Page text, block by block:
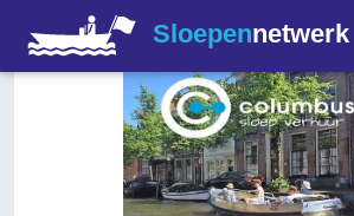
Sloepennetwerk